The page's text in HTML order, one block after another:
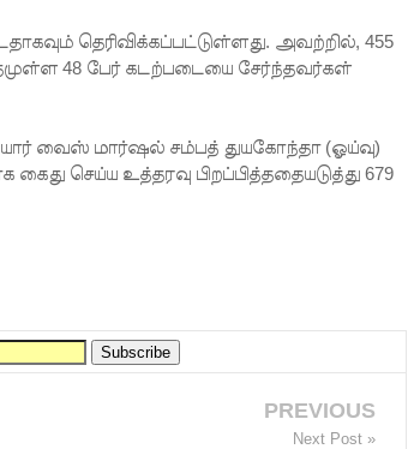
தெரிவிக்கப்பட்டுள்ளது. அவற்றில், 455
48 பேர் கடற்படையை சேர்ந்தவர்கள்
வைஸ் மார்ஷல் சம்பத் துயகோந்தா (ஓய்வு)
செய்ய உத்தரவு பிறப்பித்ததையடுத்து 679
PREVIOUS
Next Post »